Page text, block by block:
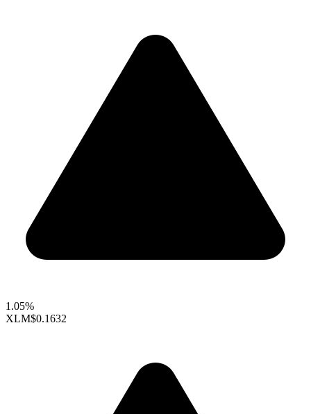
1.05%
XLM$0.1632